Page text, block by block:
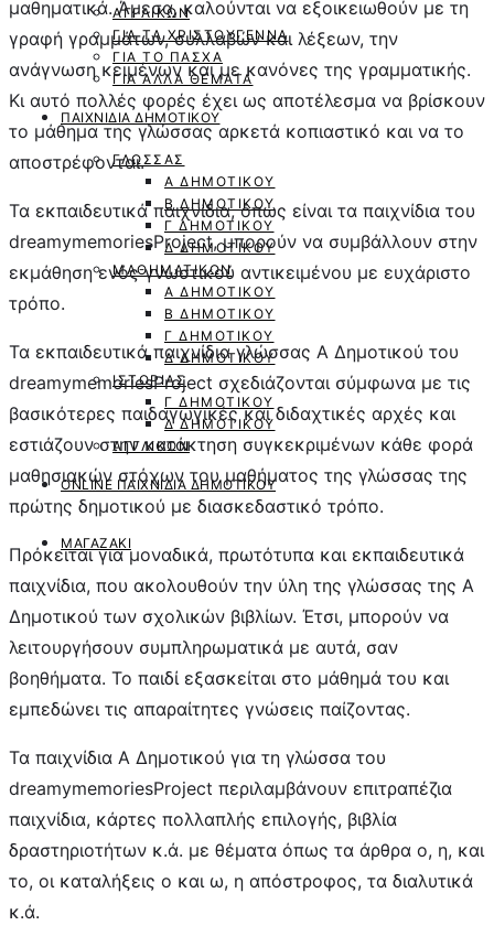
ΑΓΓΛΙΚΏΝ
ΓΙΑ ΤΑ ΧΡΙΣΤΟΎΓΕΝΝΑ
ΓΙΑ ΤΟ ΠΆΣΧΑ
ΓΙΑ ΆΛΛΑ ΘΈΜΑΤΑ
ΠΑΙΧΝΊΔΙΑ ΔΗΜΟΤΙΚΟΎ
ΓΛΏΣΣΑΣ
Α ΔΗΜΟΤΙΚΟΎ
Β ΔΗΜΟΤΙΚΟΎ
Γ ΔΗΜΟΤΙΚΟΎ
Δ ΔΗΜΟΤΙΚΟΎ
ΜΑΘΗΜΑΤΙΚΏΝ
Α ΔΗΜΟΤΙΚΟΎ
Β ΔΗΜΟΤΙΚΟΎ
Γ ΔΗΜΟΤΙΚΟΎ
Δ ΔΗΜΟΤΙΚΟΎ
ΙΣΤΟΡΊΑΣ
Γ ΔΗΜΟΤΙΚΟΎ
Δ ΔΗΜΟΤΙΚΟΎ
ΑΓΓΛΙΚΏΝ
ONLINE ΠΑΙΧΝΙΔΙΑ ΔΗΜΟΤΙΚΟΎ
ΜΑΓΑΖΆΚΙ
μαθηματικά. Άμεσα, καλούνται να εξοικειωθούν με τη
γραφή γραμμάτων, συλλαβών και λέξεων, την
ανάγνωση κειμένων και με κανόνες της γραμματικής.
Κι αυτό πολλές φορές έχει ως αποτέλεσμα να βρίσκουν
το μάθημα της γλώσσας αρκετά κοπιαστικό και να το
αποστρέφονται.
Τα εκπαιδευτικά παιχνίδια, όπως είναι τα παιχνίδια του
dreamymemoriesProject, μπορούν να συμβάλλουν στην
εκμάθηση ενός γνωστικού αντικειμένου με ευχάριστο
τρόπο.
Τα εκπαιδευτικά παιχνίδια γλώσσας Α Δημοτικού του
dreamymemoriesProject σχεδιάζονται σύμφωνα με τις
βασικότερες παιδαγωγικές και διδαχτικές αρχές και
εστιάζουν στην κατάκτηση συγκεκριμένων κάθε φορά
μαθησιακών στόχων του μαθήματος της γλώσσας της
πρώτης δημοτικού με διασκεδαστικό τρόπο.
Πρόκειται για μοναδικά, πρωτότυπα και εκπαιδευτικά
παιχνίδια, που ακολουθούν την ύλη της γλώσσας της Α
Δημοτικού των σχολικών βιβλίων. Έτσι, μπορούν να
λειτουργήσουν συμπληρωματικά με αυτά, σαν
βοηθήματα. Το παιδί εξασκείται στο μάθημά του και
εμπεδώνει τις απαραίτητες γνώσεις παίζοντας.
Τα παιχνίδια Α Δημοτικού για τη γλώσσα του
dreamymemoriesProject περιλαμβάνουν επιτραπέζια
παιχνίδια, κάρτες πολλαπλής επιλογής, βιβλία
δραστηριοτήτων κ.ά. με θέματα όπως τα άρθρα ο, η, και
το, οι καταλήξεις ο και ω, η απόστροφος, τα διαλυτικά
κ.ά.